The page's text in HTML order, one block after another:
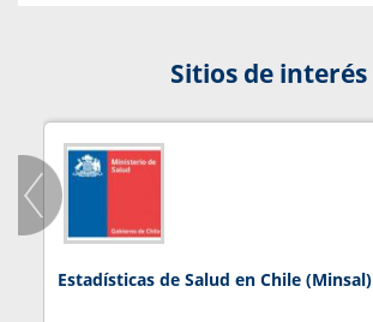
Sitios de interés
Estadísticas de Salud en Chile (Minsal)